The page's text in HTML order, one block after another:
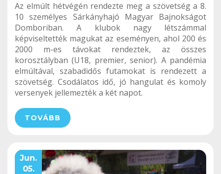
Az elmúlt hétvégén rendezte meg a szövetség a 8.
10 személyes Sárkányhajó Magyar Bajnokságot
Domboriban. A klubok nagy létszámmal
képviseltették magukat az eseményen, ahol 200 és
2000 m-es távokat rendeztek, az összes
korosztályban (U18, premier, senior). A pandémia
elmúltával, szabadidős futamokat is rendezett a
szövetség. Csodálatos idő, jó hangulat és komoly
versenyek jellemezték a két napot.
TOVÁBB
Jun.
05.